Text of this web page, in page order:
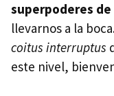
superpoderes de
llevarnos a la
coitus interruptus
este nivel,